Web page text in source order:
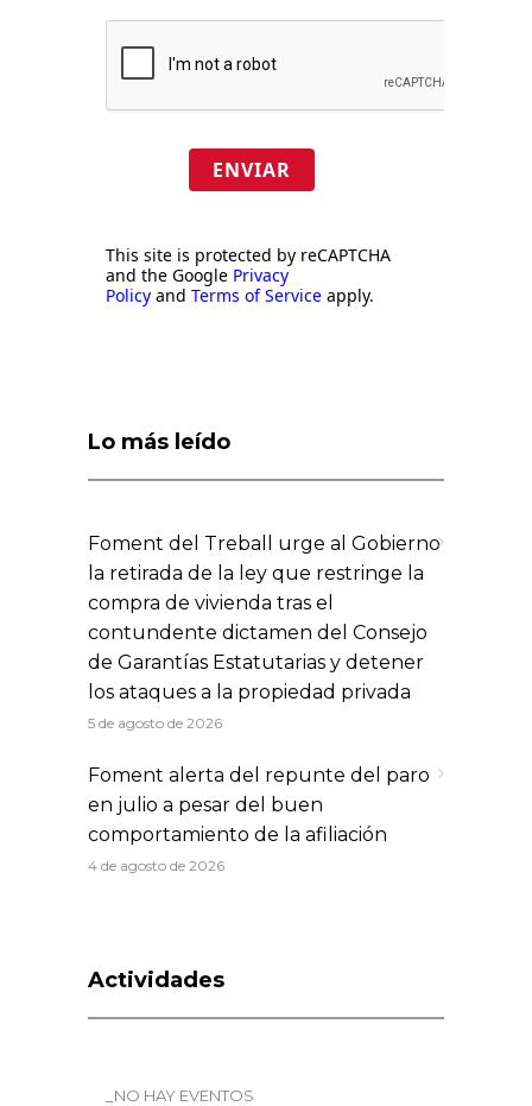
ENVIAR
This site is protected by reCAPTCHA
and the Google Privacy
Policy and Terms of Service apply.
Lo más leído
Foment del Treball urge al Gobierno
la retirada de la ley que restringe la
compra de vivienda tras el
contundente dictamen del Consejo
de Garantías Estatutarias y detener
los ataques a la propiedad privada
5 de agosto de 2026
Foment alerta del repunte del paro
en julio a pesar del buen
comportamiento de la afiliación
4 de agosto de 2026
Actividades
_NO HAY EVENTOS